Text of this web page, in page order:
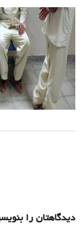
دیدگاهتان را